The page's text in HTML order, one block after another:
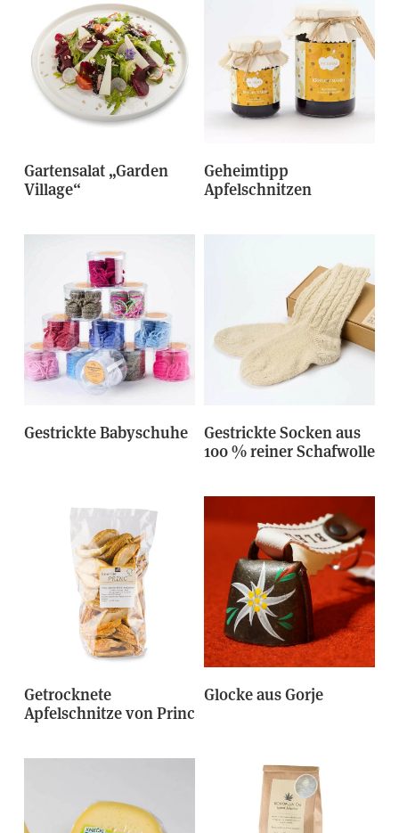
Gartensalat „Garden
Village“
Geheimtipp
Apfelschnitzen
Gestrickte Babyschuhe
Gestrickte Socken aus
100 % reiner Schafwolle
Getrocknete
Apfelschnitze von Princ
Glocke aus Gorje